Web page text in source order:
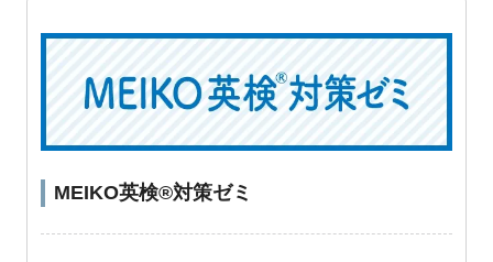
MEIKO英検®対策ゼミ